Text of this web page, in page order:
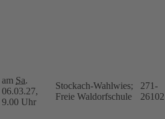
am Sa.
06.03.27,
9.00 Uhr
Stockach-Wahlwies;
Freie Waldorfschule
271-
26102